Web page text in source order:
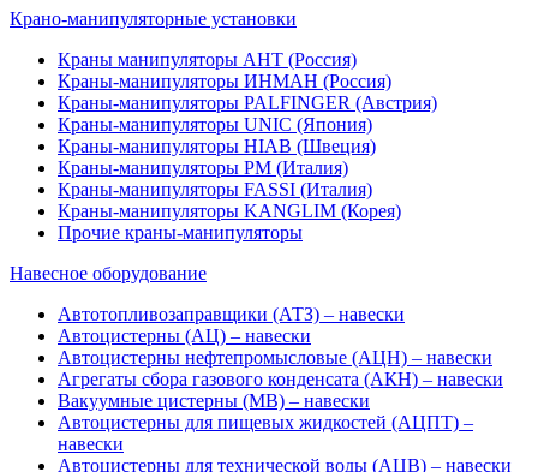
Крано-манипуляторные установки
Краны манипуляторы АНТ (Россия)
Краны-манипуляторы ИНМАН (Россия)
Краны-манипуляторы PALFINGER (Австрия)
Краны-манипуляторы UNIC (Япония)
Краны-манипуляторы HIAB (Швеция)
Краны-манипуляторы PM (Италия)
Краны-манипуляторы FASSI (Италия)
Краны-манипуляторы KANGLIM (Корея)
Прочие краны-манипуляторы
Навесное оборудование
Автотопливозаправщики (АТЗ) – навески
Автоцистерны (АЦ) – навески
Автоцистерны нефтепромысловые (АЦН) – навески
Агрегаты сбора газового конденсата (АКН) – навески
Вакуумные цистерны (МВ) – навески
Автоцистерны для пищевых жидкостей (АЦПТ) –
навески
Автоцистерны для технической воды (АЦВ) – навески